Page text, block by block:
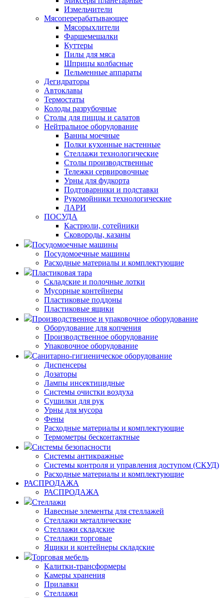
Измельчители
Мясоперерабатывающее
Мясорыхлители
Фаршемешалки
Куттеры
Пилы для мяса
Шприцы колбасные
Пельменные аппараты
Дегидраторы
Автоклавы
Термостаты
Колоды разрубочные
Столы для пиццы и салатов
Нейтральное оборудование
Ванны моечные
Полки кухонные настенные
Стеллажи технологические
Столы производственные
Тележки сервировочные
Урны для фудкорта
Подтоварники и подставки
Рукомойники технологические
ЛАРИ
ПОСУДА
Кастрюли, сотейники
Сковороды, казаны
Посудомоечные машины
Посудомоечные машины
Расходные материалы и комплектующие
Пластиковая тара
Складские и полочные лотки
Мусорные контейнеры
Пластиковые поддоны
Пластиковые ящики
Производственное и упаковочное оборудование
Оборудование для копчения
Производственное оборудование
Упаковочное оборудование
Санитарно-гигиеническое оборудование
Диспенсеры
Дозаторы
Лампы инсектицидные
Системы очистки воздуха
Сушилки для рук
Урны для мусора
Фены
Расходные материалы и комплектующие
Термометры бесконтактные
Системы безопасности
Системы антикражные
Системы контроля и управления доступом (СКУД)
Расходные материалы и комплектующие
РАСПРОДАЖА
РАСПРОДАЖА
Стеллажи
Навесные элементы для стеллажей
Стеллажи металлические
Стеллажи складские
Стеллажи торговые
Ящики и контейнеры складские
Торговая мебель
Калитки-трансформеры
Камеры хранения
Прилавки
Стеллажи